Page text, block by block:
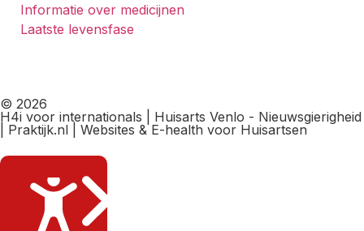
Informatie over medicijnen
Laatste levensfase
© 2026
H4i voor internationals | Huisarts Venlo - Nieuwsgierigheid
| Praktijk.nl | Websites & E-health voor Huisartsen